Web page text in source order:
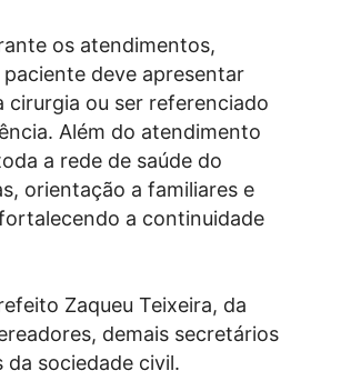
os atendimentos,
deve apresentar
ou ser referenciado
Além do atendimento
a rede de saúde do
orientação a familiares e
a continuidade
Zaqueu Teixeira, da
demais secretários
da sociedade civil.